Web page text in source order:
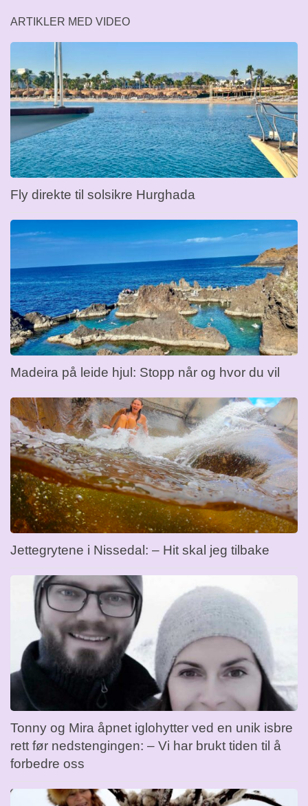
ARTIKLER MED VIDEO
Fly direkte til solsikre Hurghada
Madeira på leide hjul: Stopp når og hvor du vil
Jettegrytene i Nissedal: – Hit skal jeg tilbake
Tonny og Mira åpnet iglohytter ved en unik isbre
rett før nedstengingen: – Vi har brukt tiden til å
forbedre oss